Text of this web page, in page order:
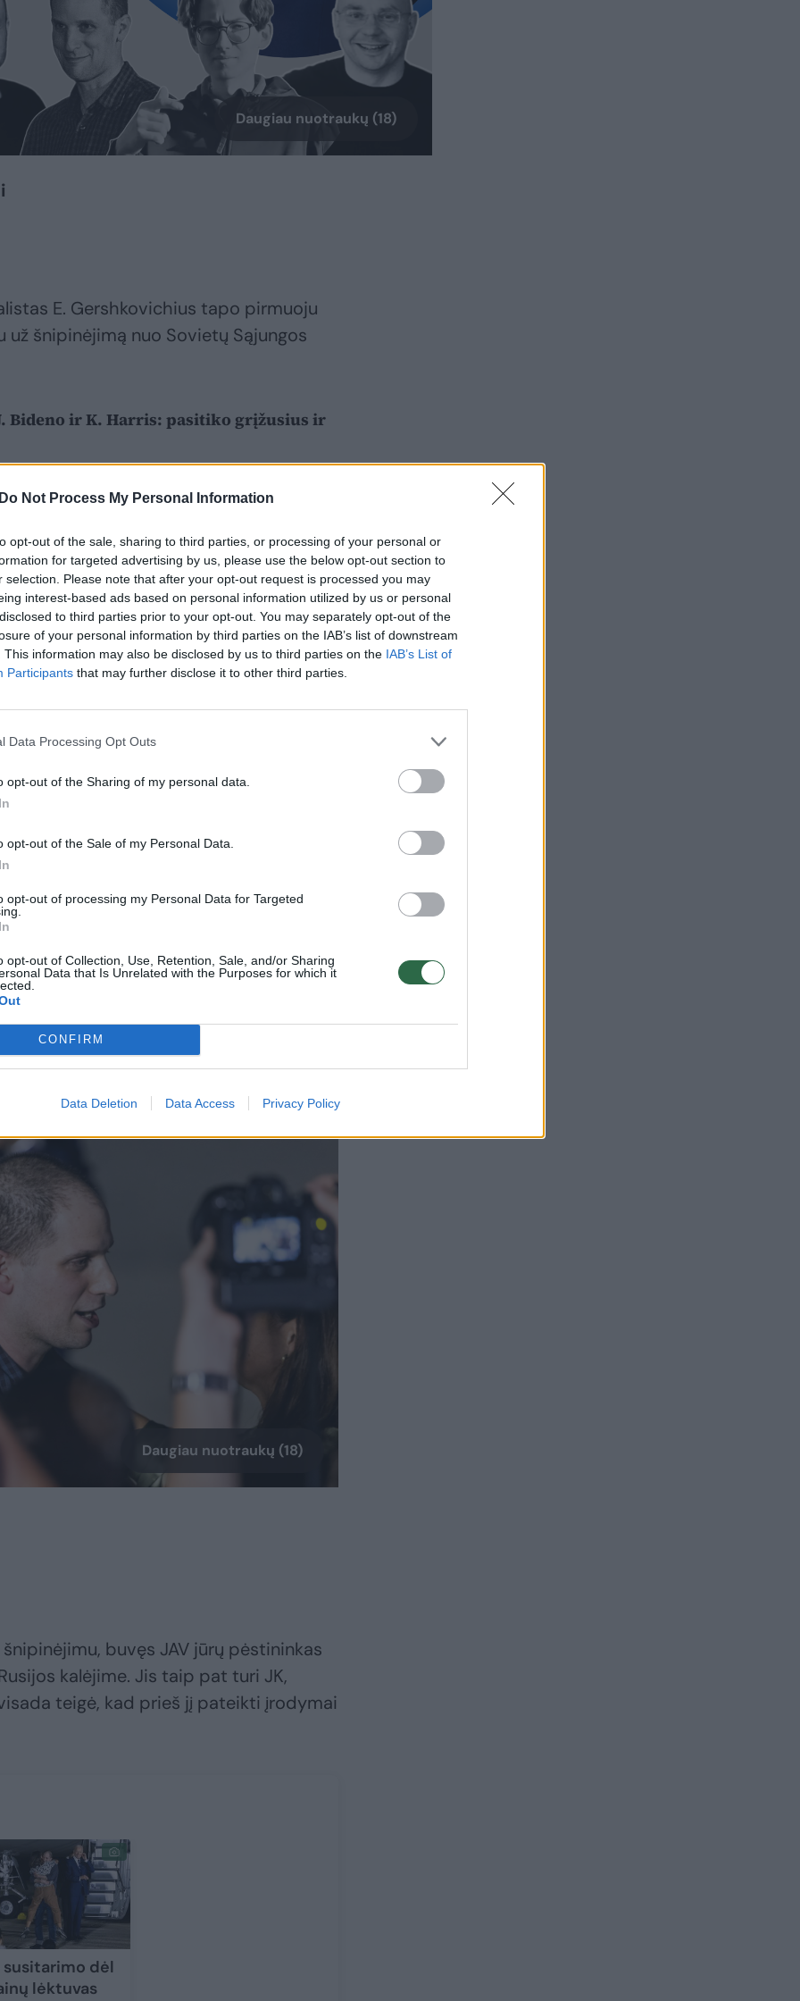
Do Not Process My Personal Information
opt-out of the sale, sharing to third parties, or processing of your personal or
for targeted advertising by us, please use the below opt-out section to
selection. Please note that after your opt-out request is processed you may
interest-based ads based on personal information utilized by us or personal
to third parties prior to your opt-out. You may separately opt-out of the
of your personal information by third parties on the IAB’s list of downstream
This information may also be disclosed by us to third parties on the IAB’s List of
Participants that may further disclose it to other third parties.
Data Processing Opt Outs
opt-out of the Sharing of my personal data.
opt-out of the Sale of my Personal Data.
opt-out of processing my Personal Data for Targeted
opt-out of Collection, Use, Retention, Sale, and/or Sharing
Data that Is Unrelated with the Purposes for which it
CONFIRM
Data Deletion Data Access Privacy Policy
Daugiau nuotraukų (18)
E. Gershkovichius tapo pirmuoju
šnipinėjimą nuo Sovietų Sąjungos
Bideno ir K. Harris: pasitiko grįžusius ir
mėn. vykstant į Jekaterinburgą daryti
teigimu, jis rinko informaciją
tačiau niekada nepaskelbė jokių
JAV valstybės departamentas neigė
uždaru teismo procesu jis buvo
Daugiau nuotraukų (18)
buvęs JAV jūrų pėstininkas
kalėjime. Jis taip pat turi JK,
teigė, kad prieš jį pateikti įrodymai
susitarimo dėl
lėktuvas